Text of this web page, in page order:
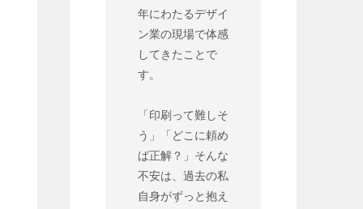
年にわたるデザイ
ン業の現場で体感
してきたことで
す。
「印刷って難しそ
う」「どこに頼め
ば正解？」そんな
不安は、過去の私
自身がずっと抱え